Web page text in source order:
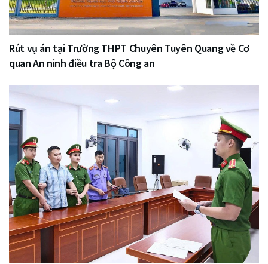
Rút vụ án tại Trường THPT Chuyên Tuyên Quang về Cơ
quan An ninh điều tra Bộ Công an